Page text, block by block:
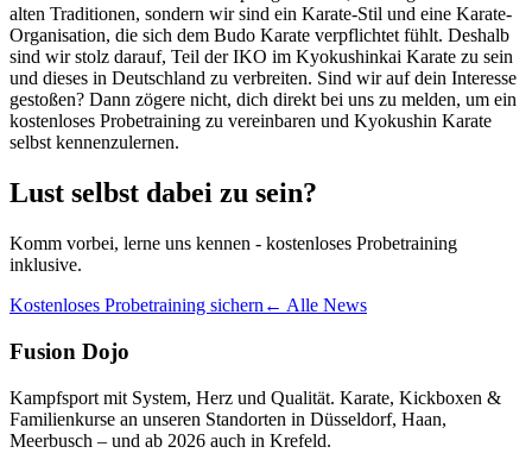
alten Traditionen, sondern wir sind ein Karate-Stil und eine Karate-
Organisation, die sich dem Budo Karate verpflichtet fühlt. Deshalb
sind wir stolz darauf, Teil der IKO im Kyokushinkai Karate zu sein
und dieses in Deutschland zu verbreiten. Sind wir auf dein Interesse
gestoßen? Dann zögere nicht, dich direkt bei uns zu melden, um ein
kostenloses Probetraining zu vereinbaren und Kyokushin Karate
selbst kennenzulernen.
Lust selbst dabei zu sein?
Komm vorbei, lerne uns kennen - kostenloses Probetraining
inklusive.
Kostenloses Probetraining sichern ← Alle News
Fusion Dojo
Kampfsport mit System, Herz und Qualität. Karate, Kickboxen &
Familienkurse an unseren Standorten in Düsseldorf, Haan,
Meerbusch – und ab 2026 auch in Krefeld.